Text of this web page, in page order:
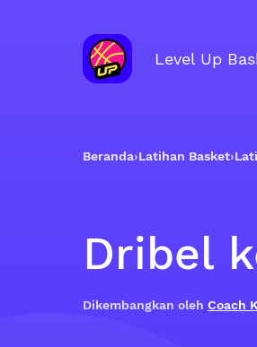
Level Up
Beranda›Latihan Basket›
Dribel
Dikembangkan oleh Coach